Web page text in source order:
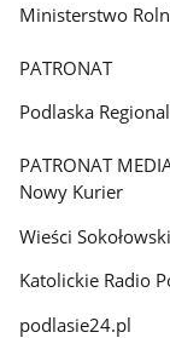
Ministerstwo
PATRONAT
Podlaska
PATRONAT
Nowy Kurier
Wieści
Katolickie Radio
podlasie24.pl